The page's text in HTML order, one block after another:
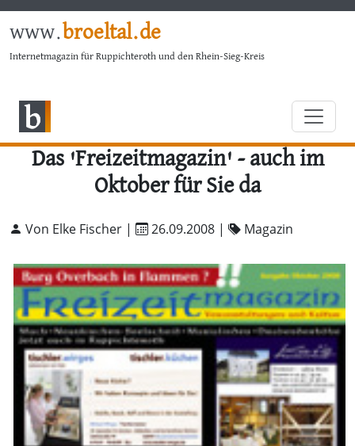
www.broeltal.de
Internetmagazin für Ruppichteroth und den Rhein-Sieg-Kreis
Das 'Freizeitmagazin' - auch im
Oktober für Sie da
Von Elke Fischer | 26.09.2008 | Magazin